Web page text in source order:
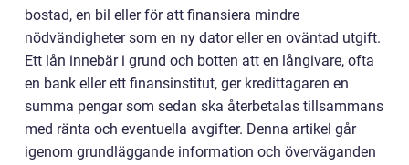
bostad, en bil eller för att finansiera mindre
nödvändigheter som en ny dator eller en oväntad utgift.
Ett lån innebär i grund och botten att en långivare, ofta
en bank eller ett finansinstitut, ger kredittagaren en
summa pengar som sedan ska återbetalas tillsammans
med ränta och eventuella avgifter. Denna artikel går
igenom grundläggande information och överväganden